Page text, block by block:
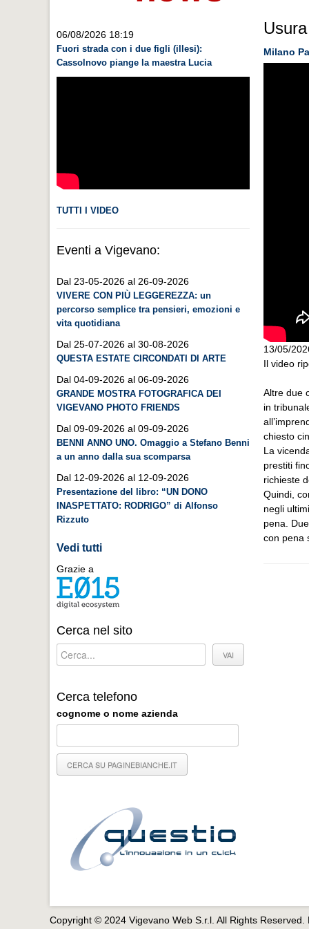
06/08/2026 18:19
Fuori strada con i due figli (illesi):
Cassolnovo piange la maestra Lucia
TUTTI I VIDEO
Eventi a Vigevano:
Dal 23-05-2026 al 26-09-2026
VIVERE CON PIÙ LEGGEREZZA: un
percorso semplice tra pensieri, emozioni e
vita quotidiana
Dal 25-07-2026 al 30-08-2026
QUESTA ESTATE CIRCONDATI DI ARTE
Dal 04-09-2026 al 06-09-2026
GRANDE MOSTRA FOTOGRAFICA DEI
VIGEVANO PHOTO FRIENDS
Dal 09-09-2026 al 09-09-2026
BENNI ANNO UNO. Omaggio a Stefano Benni
a un anno dalla sua scomparsa
Dal 12-09-2026 al 12-09-2026
Presentazione del libro: “UN DONO
INASPETTATO: RODRIGO” di Alfonso
Rizzuto
Vedi tutti
Grazie a
Cerca nel sito
Cerca telefono
cognome o nome azienda
Milano
13/05/
Il video
Altre due
in
chiesto
La
prestiti
richieste
Quindi,
negli
pena.
con pena
Copyright © 2024 Vigevano Web S.r.l. All Rights